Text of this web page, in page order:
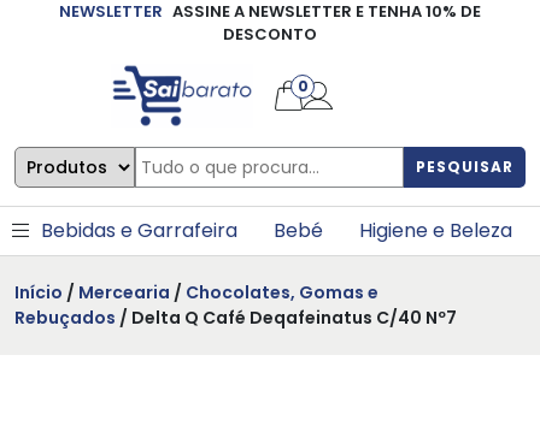
NEWSLETTER ASSINE A NEWSLETTER E TENHA 10% DE
DESCONTO
PESQUISAR
0
Bebidas e Garrafeira Bebé Higiene e Beleza
Início / Mercearia / Chocolates, Gomas e
Rebuçados / Delta Q Café Deqafeinatus C/40 Nº7